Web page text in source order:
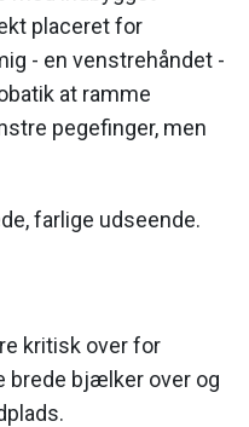
placeret for
- en venstrehåndet -
at ramme
pegefinger, men
farlige udseende.
kritisk over for
brede bjælker over og